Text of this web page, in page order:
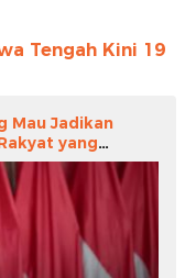
Tengah Kini 19
Mau Jadikan
yang